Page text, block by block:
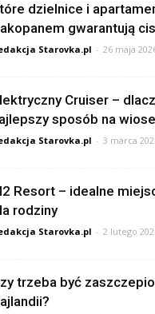
dzielnice i
gwarantują
Starovka.pl - 26 maja
Cruiser –
sposób na
Starovka.pl - 3 marca
Resort – idealne
rodziny
Starovka.pl - 2 lutego
trzeba być